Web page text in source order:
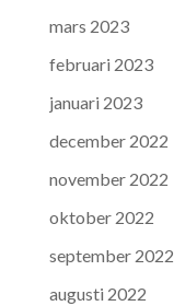
mars 2023
februari 2023
januari 2023
december 2022
november 2022
oktober 2022
september 2022
augusti 2022